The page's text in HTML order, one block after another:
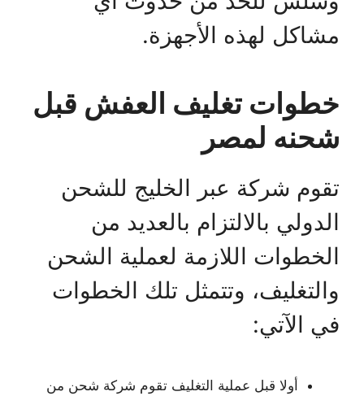
مشاكل لهذه الأجهزة.
خطوات تغليف العفش قبل
شحنه لمصر
تقوم شركة عبر الخليج للشحن
الدولي بالالتزام بالعديد من
الخطوات اللازمة لعملية الشحن
والتغليف، وتتمثل تلك الخطوات
في الآتي:
أولا قبل عملية التغليف تقوم شركة شحن من